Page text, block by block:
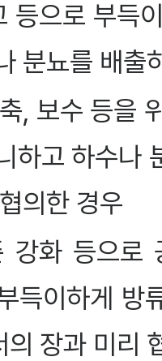
등으로 부득
분뇨를 배출
, 보수 등을
하고 하수나
의한 경우
화 등으로
득이하게 방
장과 미리